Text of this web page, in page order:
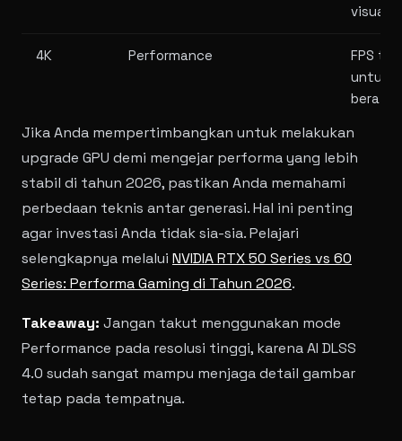
visual
4K Performance
FPS
untuk
berat
Jika Anda mempertimbangkan untuk melakukan
upgrade GPU demi mengejar performa yang lebih
stabil di tahun 2026, pastikan Anda memahami
perbedaan teknis antar generasi. Hal ini penting
agar investasi Anda tidak sia-sia. Pelajari
selengkapnya melalui NVIDIA RTX 50 Series vs 60
Series: Performa Gaming di Tahun 2026.
Takeaway: Jangan takut menggunakan mode
Performance pada resolusi tinggi, karena AI DLSS
4.0 sudah sangat mampu menjaga detail gambar
tetap pada tempatnya.